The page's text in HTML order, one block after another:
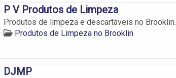
P V Produtos de Limpeza
Produtos de limpeza e descartáveis no Brooklin.
Produtos de Limpeza no Brooklin
DJMP